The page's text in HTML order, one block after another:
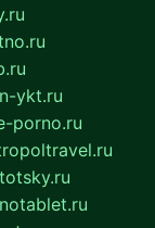
ykt.ru
porno.ru